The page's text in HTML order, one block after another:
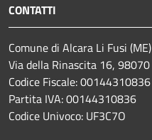
CONTATTI
Comune di Alcara Li Fusi (ME)
Via della Rinascita 16, 98070
Codice Fiscale: 00144310836
Partita IVA: 00144310836
Codice Univoco: UF3C7O